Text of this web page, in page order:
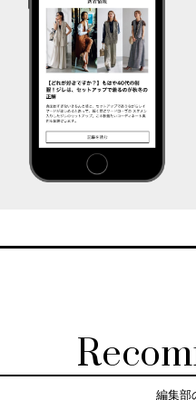
編集部